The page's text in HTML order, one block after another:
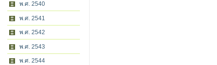
พ.ศ. 2540
พ.ศ. 2541
พ.ศ. 2542
พ.ศ. 2543
พ.ศ. 2544